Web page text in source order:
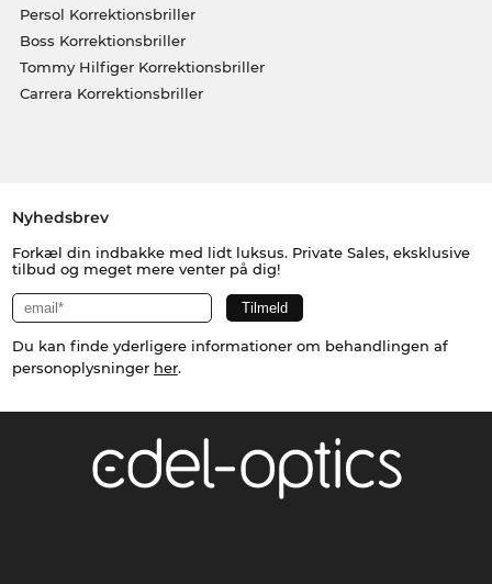
Persol Korrektionsbriller
Boss Korrektionsbriller
Tommy Hilfiger Korrektionsbriller
Carrera Korrektionsbriller
Nyhedsbrev
Forkæl din indbakke med lidt luksus. Private Sales, eksklusive
tilbud og meget mere venter på dig!
Du kan finde yderligere informationer om behandlingen af
personoplysninger her.